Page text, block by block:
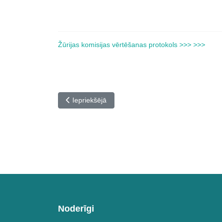
Žūrijas komisijas vērtēšanas protokols >>> >>>
Iepriekšējais raksts: Valsts konkurss Latvijas
Iepriekšējā
Noderīgi